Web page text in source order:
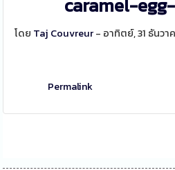
โดย Taj Couvreur- อาทิตย์, 31 ธันวา
Permalink